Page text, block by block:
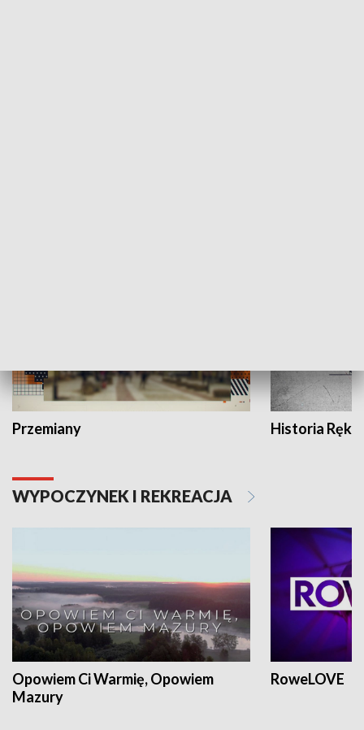
Przemiany Historia Ręką
WYPOCZYNEK I REKREACJA
Opowiem Ci Warmię, Opowiem
Mazury
RoweLOVE